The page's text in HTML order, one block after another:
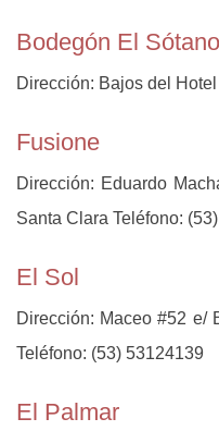
Bodegón El Sótano
Dirección: Bajos del
Fusione
Dirección: Eduardo
Santa Clara Teléfono:
El Sol
Dirección: Maceo #52 e/
Teléfono: (53) 53124139
El Palmar